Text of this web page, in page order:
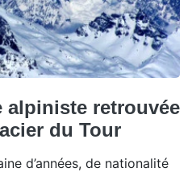
alpiniste retrouvée
du Tour
d’années, de nationalité